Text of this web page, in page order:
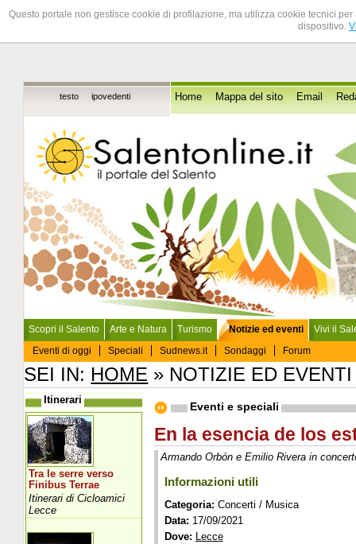
Questo portale non gestisce cookie di profilazione, ma utilizza cookie tecnici
dispositivo.
testo ipovedenti Home Mappa del sito Email
Scopri il Salento Arte e Natura Turismo
Notizie ed eventi
Eventi di oggi
Speciali Sudnews.it Sondaggi Forum
Vivi il
SEI IN: HOME » NOTIZIE ED
Eventi e speciali
En la esencia de los
Armando Orbón e Emilio Rivera in
Informazioni utili
Categoria: Concerti / Musica
Data: 17/09/2021
Dove: Lecce
Itinerari
Tra le serre verso
Finibus Terrae
Itinerari di Cicloamici
Lecce